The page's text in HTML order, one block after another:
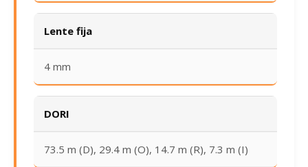
Lente fija
4 mm
DORI
73.5 m (D), 29.4 m (O), 14.7 m (R), 7.3 m (I)